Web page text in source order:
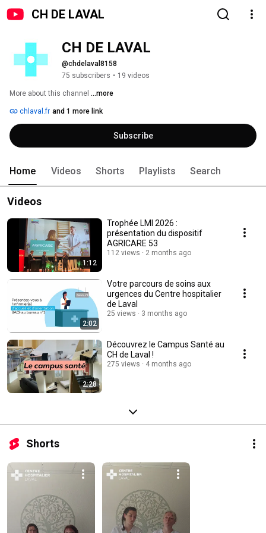
CH DE LAVAL
CH DE LAVAL
@chdelaval8158
75 subscribers • 19 videos
More about this channel ...more
chlaval.fr and 1 more link
Subscribe
Home Videos Shorts Playlists Search
Videos
1:12
Trophée LMI 2026 :
présentation du dispositif
AGRICARE 53
112 views 2 months ago
2:02
Votre parcours de soins aux
urgences du Centre hospitalier
de Laval
25 views 3 months ago
2:28
Découvrez le Campus Santé au
CH de Laval !
275 views 4 months ago
Shorts